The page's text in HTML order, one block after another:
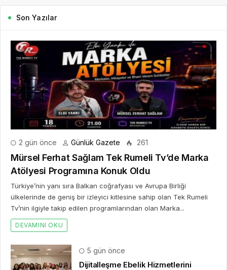
Son Yazılar
2 gün önce Günlük Gazete 261
Mürsel Ferhat Sağlam Tek Rumeli Tv’de Marka
Atölyesi Programına Konuk Oldu
Türkiye’nin yanı sıra Balkan coğrafyası ve Avrupa Birliği
ülkelerinde de geniş bir izleyici kitlesine sahip olan Tek Rumeli
Tv’nin ilgiyle takip edilen programlarından olan Marka...
DEVAMINI OKU
5 gün önce
Dijitalleşme Ebelik Hizmetlerini